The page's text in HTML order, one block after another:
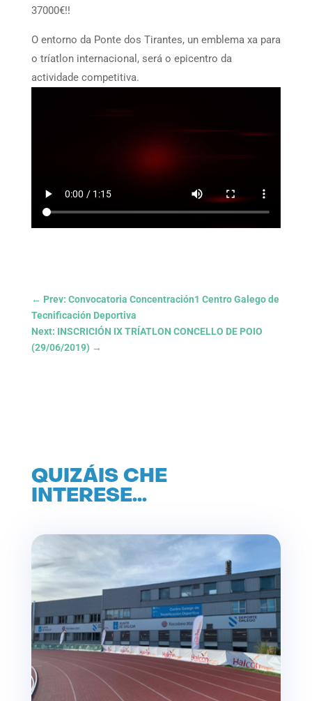
37000€!!
O entorno da Ponte dos Tirantes, un emblema xa para
o tríatlon internacional, será o epicentro da
actividade competitiva.
← Prev: Convocatoria Concentración1 Centro Galego de
Tecnificación Deportiva
Next: INSCRICIÓN IX TRÍATLON CONCELLO DE POIO
(29/06/2019) →
QUIZÁIS CHE
INTERESE…